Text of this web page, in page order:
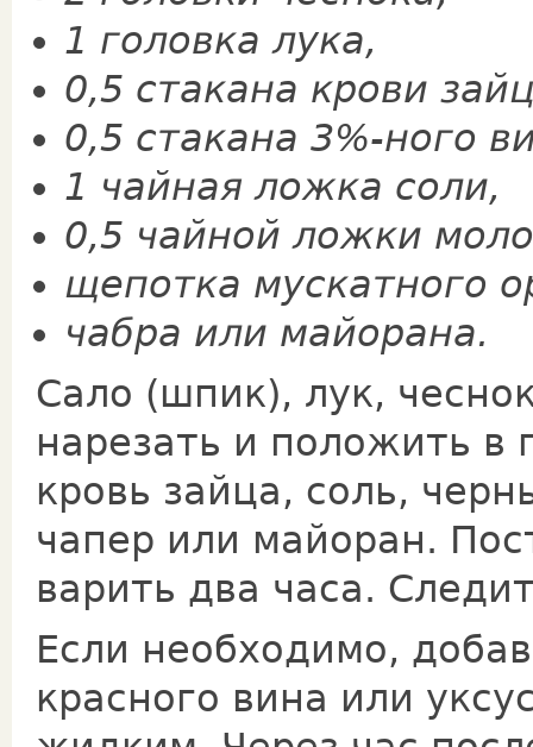
1 головка лука,
0,5 стакана крови
0,5 стакана 3%-ного
1 чайная ложка соли,
0,5 чайной ложки
щепотка мускатного
чабра или майорана.
Сало (шпик), лук,
нарезать и положить в
кровь зайца, соль,
чапер или майоран.
варить два часа.
Если необходимо,
красного вина или